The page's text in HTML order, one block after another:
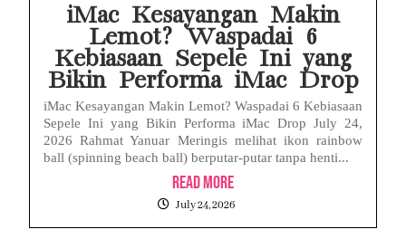
iMac Kesayangan Makin
Lemot? Waspadai 6
Kebiasaan Sepele Ini yang
Bikin Performa iMac Drop
iMac Kesayangan Makin Lemot? Waspadai 6 Kebiasaan
Sepele Ini yang Bikin Performa iMac Drop July 24,
2026 Rahmat Yanuar Meringis melihat ikon rainbow
ball (spinning beach ball) berputar-putar tanpa henti...
Read More
July 24, 2026